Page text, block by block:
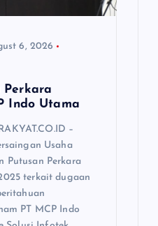
6, 2026
Perkara
Indo Utama
–
Usaha
Putusan Perkara
terkait dugaan
PT MCP Indo